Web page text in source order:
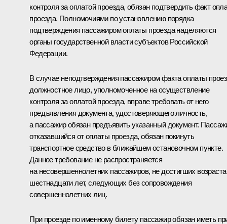
контроля за оплатой проезда, обязан подтвердить факт
проезда. Полномочиями по установлению порядка
подтверждения пассажиром оплаты проезда наделяются
органы государственной власти субъектов Российской
Федерации.
В случае неподтверждения пассажиром факта оплаты
должностное лицо, уполномоченное на осуществление
контроля за оплатой проезда, вправе требовать от него
предъявления документа, удостоверяющего личность,
а пассажир обязан предъявить указанный документ.
отказавшийся от оплаты проезда, обязан покинуть
транспортное средство в ближайшем остановочном пункте.
Данное требование не распространяется
на несовершеннолетних пассажиров, не достигших возраста
шестнадцати лет, следующих без сопровождения
совершеннолетних лиц.
При проезде по именному билету пассажир обязан иметь